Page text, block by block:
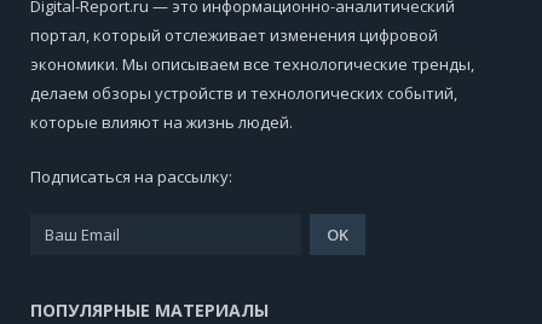
Digital-Report.ru — это информационно-аналитический
портал, который отслеживает изменения цифровой
экономики. Мы описываем все технологические тренды,
делаем обзоры устройств и технологических событий,
которые влияют на жизнь людей.
Подписаться на рассылку:
ПОПУЛЯРНЫЕ МАТЕРИАЛЫ